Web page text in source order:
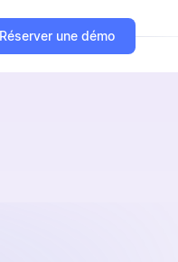
Réserver une démo